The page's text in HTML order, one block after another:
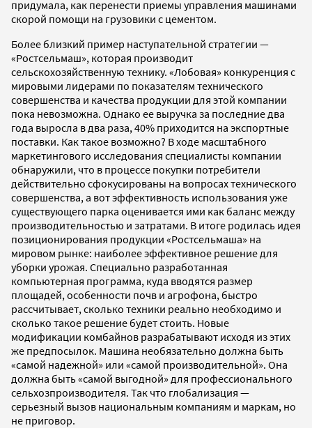
придумала, как перенести приемы управления машинами
скорой помощи на грузовики с цементом.
Более близкий пример наступательной стратегии —
«Ростсельмаш», которая производит
сельскохозяйственную технику. «Лобовая» конкуренция с
мировыми лидерами по показателям технического
совершенства и качества продукции для этой компании
пока невозможна. Однако ее выручка за последние два
года выросла в два раза, 40% приходится на экспортные
поставки. Как такое возможно? В ходе масштабного
маркетингового исследования специалисты компании
обнаружили, что в процессе покупки потребители
действительно сфокусированы на вопросах технического
совершенства, а вот эффективность использования уже
существующего парка оценивается ими как баланс между
производительностью и затратами. В итоге родилась идея
позиционирования продукции «Ростсельмаша» на
мировом рынке: наиболее эффективное решение для
уборки урожая. Специально разработанная
компьютерная программа, куда вводятся размер
площадей, особенности почв и агрофона, быстро
рассчитывает, сколько техники реально необходимо и
сколько такое решение будет стоить. Новые
модификации комбайнов разрабатывают исходя из этих
же предпосылок. Машина необязательно должна быть
«самой надежной» или «самой производительной». Она
должна быть «самой выгодной» для профессионального
сельхозпроизводителя. Так что глобализация —
серьезный вызов национальным компаниям и маркам, но
не приговор.